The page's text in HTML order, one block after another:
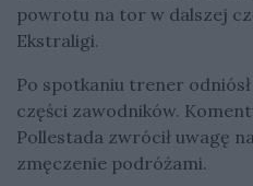
powrotu na tor w dalszej
Ekstraligi.
Po spotkaniu trener
części zawodników.
Pollestada zwrócił uwagę
zmęczenie podróżami.